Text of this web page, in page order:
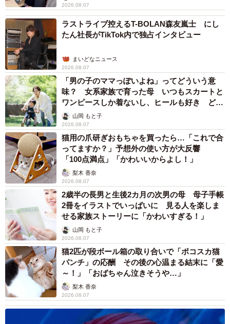
2026.08.07
ラストライブ控えるT-BOLAN森友嵐士 にし
たん社長がTikTok内で独占インタビュー
まいどなニュース
2026.08.07
「男の子のママっぽいよね」ってどういう意
味？ 女系家族で育った母 いつもスカートと
ワンピースしか着ないし、ヒールも好き どの
へんが…
山岡 もと子
2026.08.07
猫用の爪研ぎおもちゃを買ったら…「これで合
ってますか？」予想外の使い方が大反響
「100点満点」「かわいいからよし！」
梨木 香奈
2026.08.07
2歳半の長男と生後2カ月の次男の母 母子手帳
2冊をイラストでいっぱいに 見る人を楽しま
せる家族ストーリーに「かわいすぎる！」
山岡 もと子
2026.08.07
猫2匹が段ボール箱の取り合いで「ポコスカ猫
パンチ」の応酬 その後の心温まる結末に「愛
～！」「おばちゃん泣きそうや…」
梨木 香奈
2026.08.07